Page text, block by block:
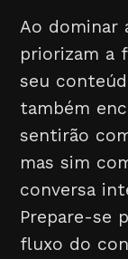
Ao dominar
priorizam a
seu
também
sentirão
mas sim
conversa
Prepare-se
fluxo do